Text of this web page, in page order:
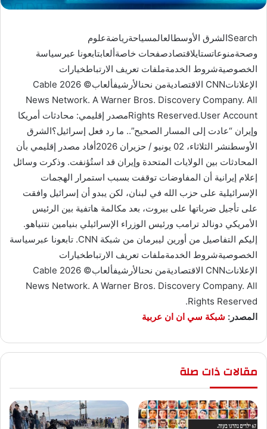
Searchالشرق الأوسطالعالمسياحةرياضةعلوم
وصحةمنوعاتستايلاقتصادصفحات خاصةألعابتابعونا عبرسياسة
الخصوصيةشروط الخدمةملفات تعريف الارتباطخيارات
الإعلاناتCNN الاقتصاديةمن نحنالأرشيفألعاب© 2026 Cable
News Network. A Warner Bros. Discovery Company. All
Rights Reserved.User Accountمصدر إقليمي: محادثات أمريكا
وإيران “عادت إلى المسار الصحيح”.. ما رد فعل إسرائيل؟الشرق
الأوسطنشر الثلاثاء، 02 يونيو / حزيران 2026أفاد مصدر إقليمي بأن
المحادثات بين الولايات المتحدة وإيران قد استُؤنفت. وذكرت وسائل
إعلام إيرانية أن المفاوضات توقفت بسبب استمرار الهجمات
الإسرائيلية على حزب الله في لبنان، لكن يبدو أن إسرائيل وافقت
على تأجيل ضرباتها على بيروت، بعد مكالمة هاتفية بين الرئيس
الأمريكي دونالد ترامب ورئيس الوزراء الإسرائيلي بنيامين نتنياهو.
إليكم التفاصيل من أورين ليبرمان من شبكة CNN. تابعونا عبرسياسة
الخصوصيةشروط الخدمةملفات تعريف الارتباطخيارات
الإعلاناتCNN الاقتصاديةمن نحنالأرشيفألعاب© 2026 Cable
News Network. A Warner Bros. Discovery Company. All
Rights Reserved.
المصدر: شبكة سي ان ان عربية
مقالات ذات صلة